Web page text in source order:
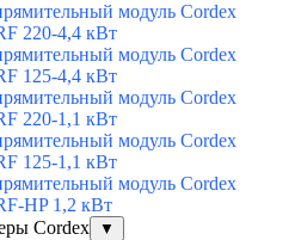
модуль Cordex
220-4,4 кВт
модуль Cordex
125-4,4 кВт
модуль Cordex
220-1,1 кВт
модуль Cordex
125-1,1 кВт
модуль Cordex
HP 1,2 кВт
Cordex
▼